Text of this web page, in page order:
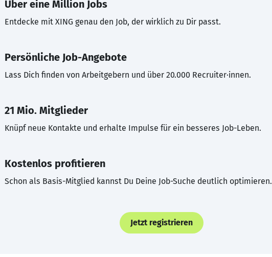
Über eine Million Jobs
Entdecke mit XING genau den Job, der wirklich zu Dir passt.
Persönliche Job-Angebote
Lass Dich finden von Arbeitgebern und über 20.000 Recruiter·innen.
21 Mio. Mitglieder
Knüpf neue Kontakte und erhalte Impulse für ein besseres Job-Leben.
Kostenlos profitieren
Schon als Basis-Mitglied kannst Du Deine Job-Suche deutlich optimieren.
Jetzt registrieren